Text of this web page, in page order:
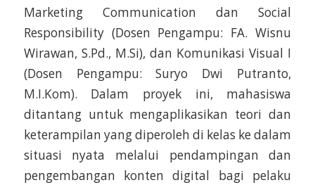
Marketing Communication dan Social
Responsibility (Dosen Pengampu: FA. Wisnu
Wirawan, S.Pd., M.Si), dan Komunikasi Visual I
(Dosen Pengampu: Suryo Dwi Putranto,
M.I.Kom). Dalam proyek ini, mahasiswa
ditantang untuk mengaplikasikan teori dan
keterampilan yang diperoleh di kelas ke dalam
situasi nyata melalui pendampingan dan
pengembangan konten digital bagi pelaku